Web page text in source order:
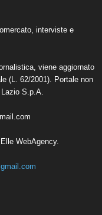
interviste e
viene aggiornato
(L. 62/2001). Portale non
S.p.A.
Elle WebAgency.